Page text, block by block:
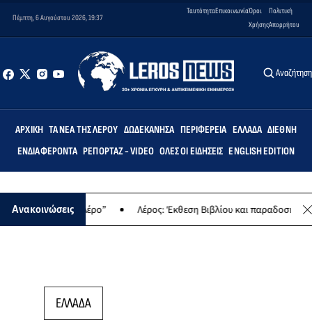
Πέμπτη, 6 Αυγούστου 2026, 19:37
ΤαυτότηταΕπικοινωνίαΌροι
Χρήσης
Πολιτική
Απορρήτου
Αναζήτηση
ΑΡΧΙΚΉ ΤΑ ΝΈΑ ΤΗΣ ΛΈΡΟΥ ΔΩΔΕΚΆΝΗΣΑ ΠΕΡΙΦΈΡΕΙΑ ΕΛΛΆΔΑ ΔΙΕΘΝΉ
ΕΝΔΙΑΦΈΡΟΝΤΑ ΡΕΠΟΡΤΆΖ - VIDEO ΌΛΕΣ ΟΙ ΕΙΔΉΣΕΙΣ ENGLISH EDITION
Ανακοινώσεις
(σ)την Λέρο” Λέρος: Έκθεση Βιβλίου και παραδοσιακών
ΕΛΛΑΔΑ